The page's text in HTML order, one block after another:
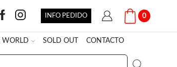
INFO PEDIDO 0
WORLD SOLD OUT CONTACTO